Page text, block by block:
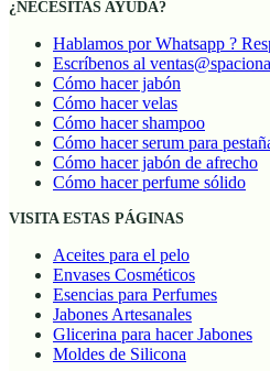
¿NECESITAS AYUDA?
Hablamos por Whatsapp ?
Escríbenos al
Cómo hacer jabón
Cómo hacer velas
Cómo hacer shampoo
Cómo hacer serum para
Cómo hacer jabón de afrecho
Cómo hacer perfume sólido
VISITA ESTAS PÁGINAS
Aceites para el pelo
Envases Cosméticos
Esencias para Perfumes
Jabones Artesanales
Glicerina para hacer Jabones
Moldes de Silicona